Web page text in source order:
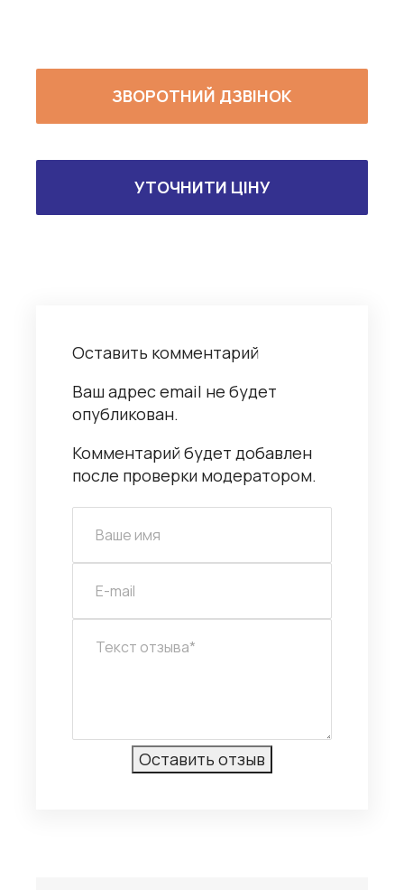
ЗВОРОТНИЙ ДЗВІНОК
УТОЧНИТИ ЦІНУ
Оставить комментарий
Ваш адрес email не будет
опубликован.
Комментарий будет добавлен
после проверки модератором.